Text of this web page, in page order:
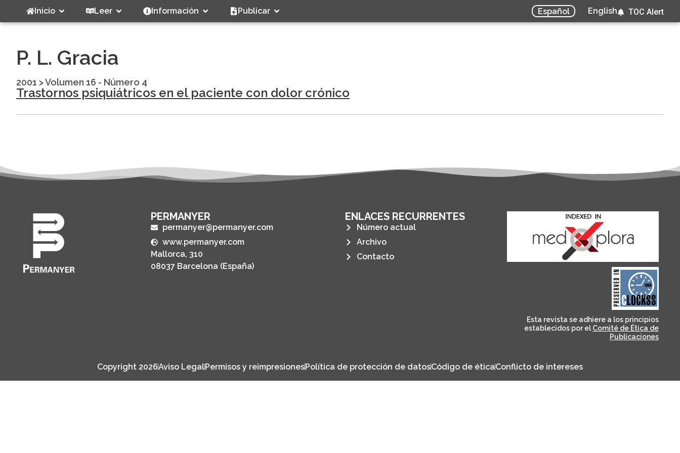
Inicio Leer Información Publicar Español English TOC Alert
P. L. Gracia
2001 >Volumen 16 - Número 4
Trastornos psiquiátricos en el paciente con dolor crónico
PERMANYER
permanyer@permanyer.com
www.permanyer.com
Mallorca, 310
08037 Barcelona (España)
ENLACES RECURRENTES
Número actual
Archivo
Contacto
CLOCKSS is a dak archive
that ensures the long-
term survival of web-
based scholary
publications, governed by
and for its stakeholders.
Esta revista se adhiere a los principios
establecidos por el Comité de Ética de
Publicaciones
Copyright 2026Aviso LegalPermisos y reimpresionesPolítica de protección de datosCódigo de éticaConflicto de intereses